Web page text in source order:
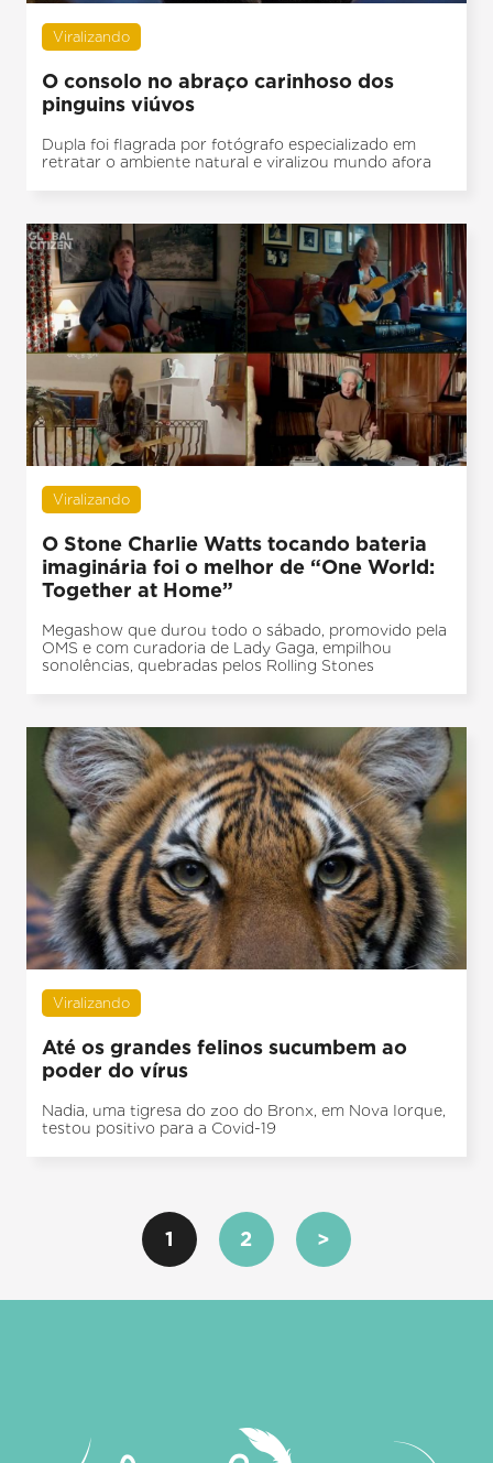
Viralizando
O consolo no abraço carinhoso dos
pinguins viúvos
Dupla foi flagrada por fotógrafo especializado em
retratar o ambiente natural e viralizou mundo afora
Viralizando
O Stone Charlie Watts tocando bateria
imaginária foi o melhor de “One World:
Together at Home”
Megashow que durou todo o sábado, promovido pela
OMS e com curadoria de Lady Gaga, empilhou
sonolências, quebradas pelos Rolling Stones
Viralizando
Até os grandes felinos sucumbem ao
poder do vírus
Nadia, uma tigresa do zoo do Bronx, em Nova Iorque,
testou positivo para a Covid-19
1 2 >